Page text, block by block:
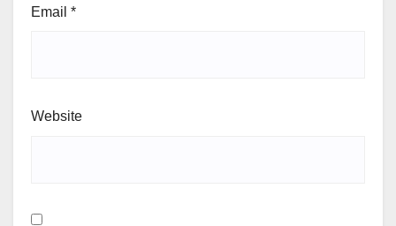
Email *
Website